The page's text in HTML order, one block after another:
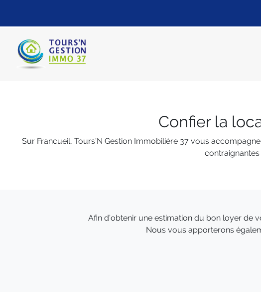
Confier la
Sur Francueil, Tours’N Gestion Immobilière 37 vous
Afin d’obtenir une estimation du bon loyer de
Nous vous apporterons